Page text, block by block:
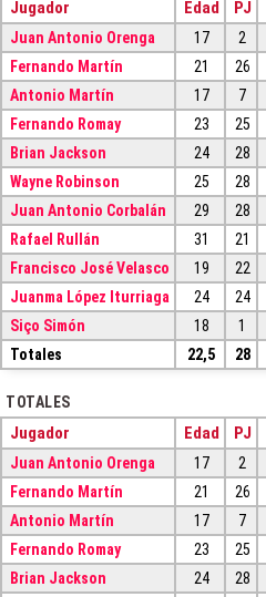
Jugador Edad PJ
Juan Antonio Orenga 17 2
Fernando Martín
21 26
Antonio Martín
17 7
Fernando Romay
23 25
Brian Jackson
24 28
Wayne Robinson
25 28
Juan Antonio Corbalán
29 28
Rafael Rullán
31 21
Francisco José Velasco
19 22
Juanma López Iturriaga
24 24
Siço Simón
18 1
Totales
22,5 28
TOTALES
Jugador Edad PJ
Juan Antonio Orenga 17 2
Fernando Martín
21 26
Antonio Martín
17 7
Fernando Romay
23 25
Brian Jackson
24 28